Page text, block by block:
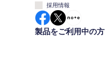
採用情報
製品をご利用中の方